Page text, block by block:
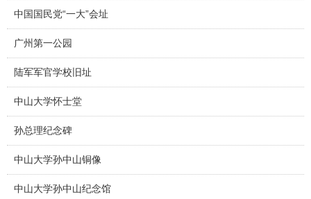
中国国民党“一大”会址
广州第一公园
陆军军官学校旧址
中山大学怀士堂
孙总理纪念碑
中山大学孙中山铜像
中山大学孙中山纪念馆